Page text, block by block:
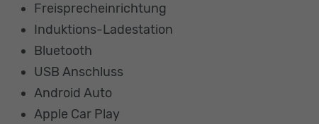
Freisprecheinrichtung
Induktions-Ladestation
Bluetooth
USB Anschluss
Android Auto
Apple Car Play